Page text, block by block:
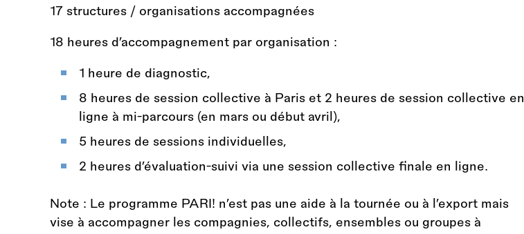
17 structures / organisations accompagnées
18 heures d’accompagnement par organisation :
1 heure de diagnostic,
8 heures de session collective à Paris et 2 heures de session collective en
ligne à mi-parcours (en mars ou début avril),
5 heures de sessions individuelles,
2 heures d’évaluation-suivi via une session collective finale en ligne.
Note : Le programme PARI! n’est pas une aide à la tournée ou à l’export mais
vise à accompagner les compagnies, collectifs, ensembles ou groupes à